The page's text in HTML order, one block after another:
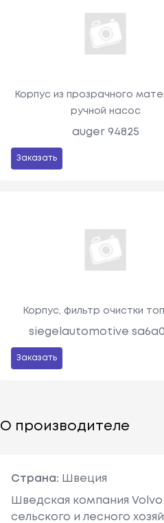
Корпус из прозрачного
ручной насос
auger 94825
Заказать
Корпус, фильтр очистки
siegelautomotive
Заказать
О производителе
Страна: Швеция
Шведская компания
сельского и лесного